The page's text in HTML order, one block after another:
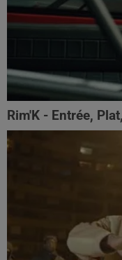
Rim'K - Entrée,